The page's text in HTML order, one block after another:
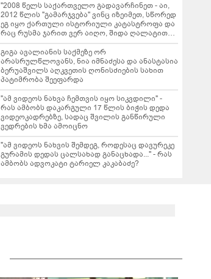
"2008 წელს საქართველო გადავარჩინეთ - აი,
2012 წლის "გამარჯვება" ვინც იზეიმეთ, სწორედ
ეგ იყო ქართული ისტორიული კატასტროფა და
რაც რუსმა ჯარით ვერ აიღო, შიდა ღალატით
გაინაღდა" - რას წერს მიხეილ სააკაშვილი
გიგა ავალიანის საქმეზე ორ
არასრულწლოვანს, ნია იმნაძესა და ანასტასია
ბერუაშვილს აღკვეთის ღონისძიების სახით
პატიმრობა შეეფარდა
"ამ ვიდეოს ნახვა ჩემთვის იყო სიკვდილი" -
რას ამბობს დაკარგული 17 წლის ბიჭის დედა
ვიდეოკადრებზე, სადაც შვილის განწირული
ვედრების ხმა ამოიცნო
"ამ ვიდეოს ნახვის შემდეგ, როდესაც დავურეკე
გურამის დედას ცალსახად განაცხადა..." - რას
ამბობს ადვოკატი ტარიელ კაკაბაძე?
პერიოდში, ხოლო მეორე და მესამე ეტაპებზე...